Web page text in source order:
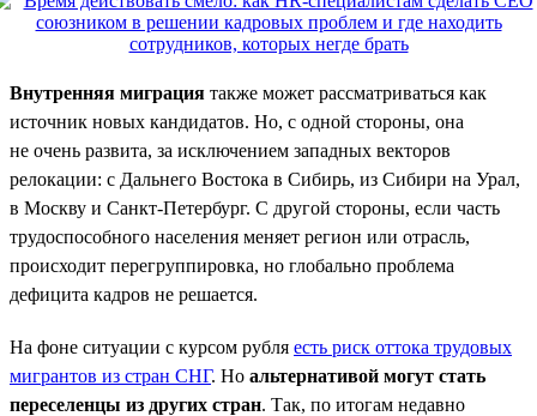
Внутренняя миграция также может рассматриваться как
источник новых кандидатов. Но, с одной стороны, она
не очень развита, за исключением западных векторов
релокации: с Дальнего Востока в Сибирь, из Сибири на Урал,
в Москву и Санкт-Петербург. С другой стороны, если часть
трудоспособного населения меняет регион или отрасль,
происходит перегруппировка, но глобально проблема
дефицита кадров не решается.
На фоне ситуации с курсом рубля есть риск оттока трудовых
мигрантов из стран СНГ. Но альтернативой могут стать
переселенцы из других стран. Так, по итогам недавно